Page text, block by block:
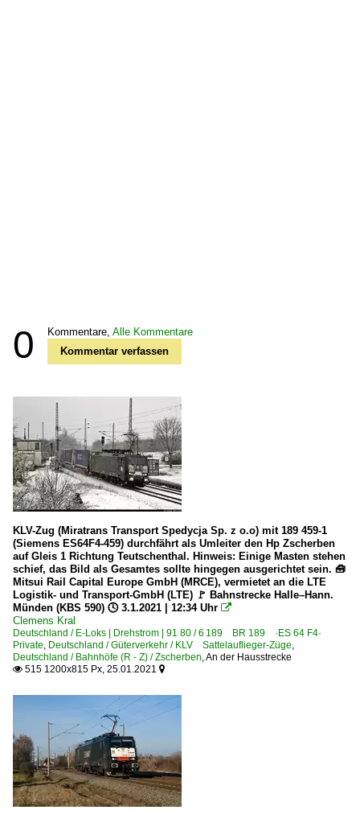
0 Kommentare, Alle Kommentare
Kommentar verfassen
KLV-Zug (Miratrans Transport Spedycja Sp. z o.o) mit 189 459-1
(Siemens ES64F4-459) durchfährt als Umleiter den Hp Zscherben
auf Gleis 1 Richtung Teutschenthal. Hinweis: Einige Masten stehen
schief, das Bild als Gesamtes sollte hingegen ausgerichtet sein. 🧰
Mitsui Rail Capital Europe GmbH (MRCE), vermietet an die LTE
Logistik- und Transport-GmbH (LTE) 🚩 Bahnstrecke Halle–Hann.
Münden (KBS 590) 🕓 3.1.2021 | 12:34 Uhr 
Clemens Kral
Deutschland / E-Loks | Drehstrom | 91 80 / 6 189 BR 189 ·ES 64 F4·
Private, Deutschland / Güterverkehr / KLV Sattelauflieger-Züge,
Deutschland / Bahnhöfe (R - Z) / Zscherben,An der Hausstrecke
 515 1200x815 Px, 25.01.2021 